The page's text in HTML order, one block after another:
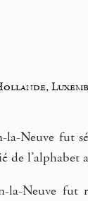
la-Neuve fut
de l’alphabet
la-Neuve fut